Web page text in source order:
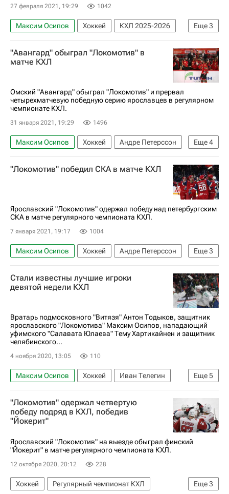
27 февраля 2021, 19:29 1042
Еще3
Максим Осипов Хоккей
КХЛ 2025-2026
Салават Юлаев
Денис Алексеев
Родион Амиров
"Авангард" обыграл "Локомотив" в
матче КХЛ
Омский "Авангард" обыграл "Локомотив" и прервал
четырехматчевую победную серию ярославцев в регулярном
чемпионате КХЛ.
31 января 2021, 19:29 1496
Еще4
Максим Осипов Хоккей
Андре Петерссон
КХЛ 2025-2026
Локомотив (Ярославль)
Авангард
Алексей Потапов
"Локомотив" победил СКА в матче КХЛ
Ярославский "Локомотив" одержал победу над петербургским
СКА в матче регулярного чемпионата КХЛ.
7 января 2021, 19:17 1004
Еще3
Максим Осипов Хоккей
Андре Петерссон
Локомотив (Ярославль)
СКА (Санкт-Петербург)
Павел Красковский
Стали известны лучшие игроки
девятой недели КХЛ
Вратарь подмосковного "Витязя" Антон Тодыков, защитник
ярославского "Локомотива" Максим Осипов, нападающий
уфимского "Салавата Юлаева" Тему Хартикайнен и защитник
челябинского...
4 ноября 2020, 13:05 110
Еще5
Максим Осипов Хоккей
Иван Телегин
КХЛ 2025-2026
Амур
ХК Динамо (Москва)
Трактор
Тему Хартикайнен
"Локомотив" одержал четвертую
победу подряд в КХЛ, победив
"Йокерит"
Ярославский "Локомотив" на выезде обыграл финский
"Йокерит" в матче регулярного чемпионата КХЛ.
12 октября 2020, 20:12 228
Еще3
Хоккей
Регулярный чемпионат КХЛ